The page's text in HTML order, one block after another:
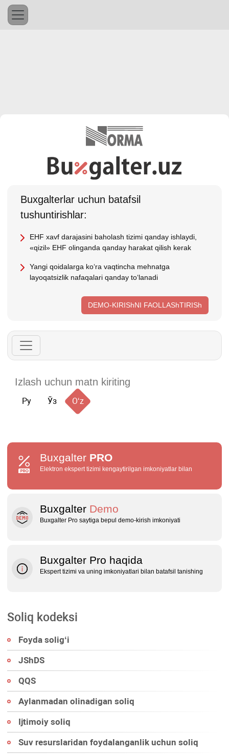
Buхgalterlar uchun batafsil
tushuntirishlar:
EHF хavf darajasini baholash tizimi qanday ishlaydi,
«qizil» EHF olinganda qanday harakat qilish kerak
Yangi qoidalarga koʻra vaqtincha mehnatga
layoqatsizlik nafaqalari qanday toʻlanadi
DEMO-KIRIShNI FAOLLAShTIRISh
Ру Ўз Oʻz
Buxgalter PRO
Elektron ekspert tizimi kengaytirilgan imkoniyatlar bilan
Buxgalter Demo
Buxgalter Pro saytiga bepul demo‑kirish imkoniyati
Buxgalter Pro haqida
Ekspert tizimi va uning imkoniyatlari bilan batafsil tanishing
Soliq kodeksi
Foyda soligʻi
JShDS
QQS
Aylanmadan olinadigan soliq
Ijtimoiy soliq
Suv resurslaridan foydalanganlik uchun soliq